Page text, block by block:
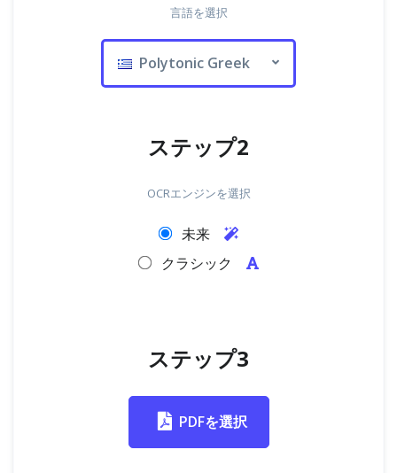
言語を選択
Polytonic Greek
ステップ2
OCRエンジンを選択
未来
クラシック
ステップ3
PDFを選択